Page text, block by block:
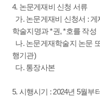
4. 논문게재비 신청 서류
가. 논문게재비 신청서 :
학술지명과 *권, *호를 작성
나. 논문게재학술지 논문
행기관)
다. 통장사본
5. 시행시기 : 2024년 5월부